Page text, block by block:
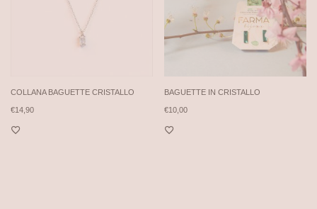
COLLANA BAGUETTE CRISTALLO
€14,90
BAGUETTE IN CRISTALLO
€10,00